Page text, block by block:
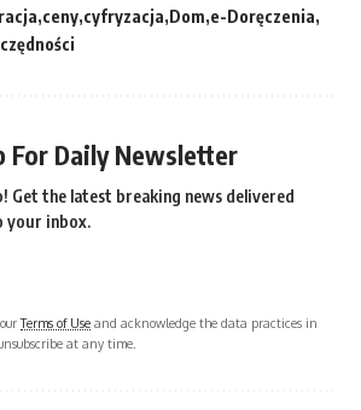
ceny cyfryzacja Dom e-Doręczenia
For Daily Newsletter
Get the latest breaking news delivered
your inbox.
Terms of Use and acknowledge the data practices in
at any time.